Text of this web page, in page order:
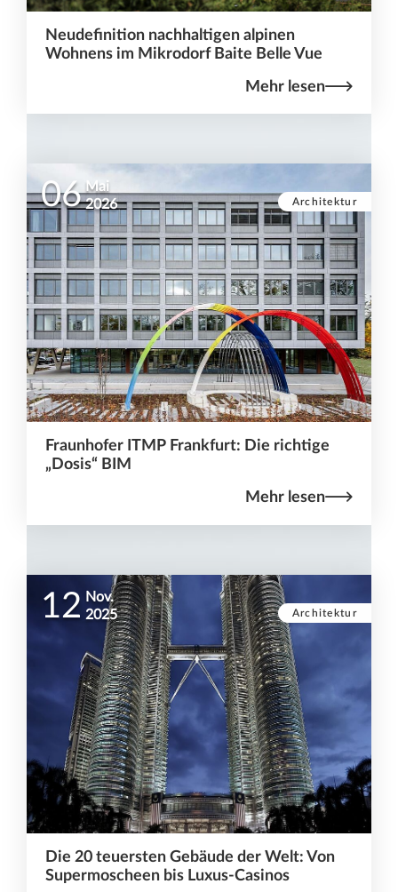
Neudefinition nachhaltigen alpinen
Wohnens im Mikrodorf Baite Belle Vue
Mehr lesen
Architektur
06 Mai
2026
Fraunhofer ITMP Frankfurt: Die richtige
„Dosis“ BIM
Mehr lesen
Architektur
12 Nov.
2025
Die 20 teuersten Gebäude der Welt: Von
Supermoscheen bis Luxus-Casinos